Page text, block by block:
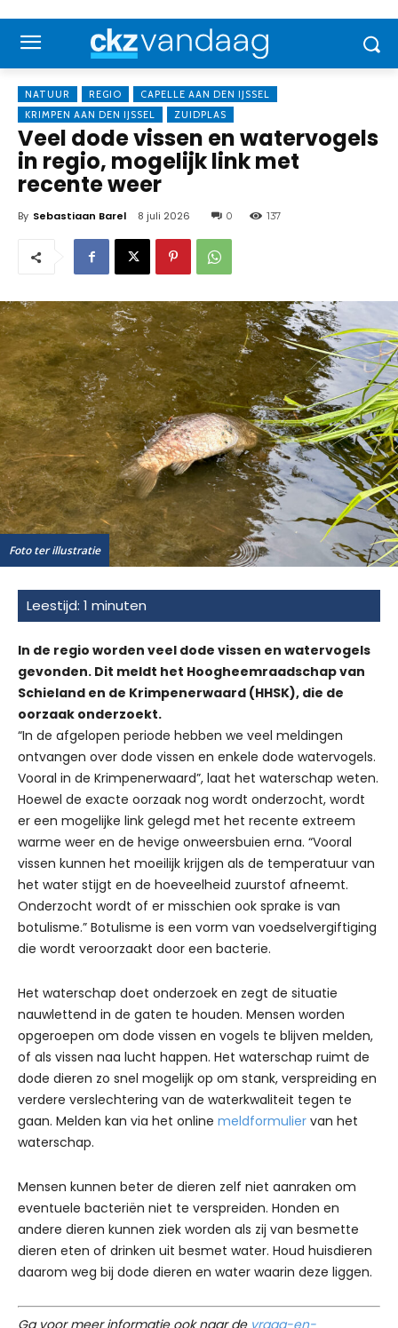
NATUUR REGIO
CAPELLE AAN DEN IJSSEL
KRIMPEN AAN DEN IJSSEL
ZUIDPLAS
Veel dode vissen en watervogels
in regio, mogelijk link met
recente weer
By Sebastiaan Barel 8 juli 2026 0 137
Foto ter illustratie
In de regio worden veel dode vissen en watervogels
gevonden. Dit meldt het Hoogheemraadschap van
Schieland en de Krimpenerwaard (HHSK), die de
oorzaak onderzoekt.
“In de afgelopen periode hebben we veel meldingen
ontvangen over dode vissen en enkele dode watervogels.
Vooral in de Krimpenerwaard”, laat het waterschap weten.
Hoewel de exacte oorzaak nog wordt onderzocht, wordt
er een mogelijke link gelegd met het recente extreem
warme weer en de hevige onweersbuien erna. “Vooral
vissen kunnen het moeilijk krijgen als de temperatuur van
het water stijgt en de hoeveelheid zuurstof afneemt.
Onderzocht wordt of er misschien ook sprake is van
botulisme.” Botulisme is een vorm van voedselvergiftiging
die wordt veroorzaakt door een bacterie.
Het waterschap doet onderzoek en zegt de situatie
nauwlettend in de gaten te houden. Mensen worden
opgeroepen om dode vissen en vogels te blijven melden,
of als vissen naa lucht happen. Het waterschap ruimt de
dode dieren zo snel mogelijk op om stank, verspreiding en
verdere verslechtering van de waterkwaliteit tegen te
gaan. Melden kan via het online meldformulier van het
waterschap.
Mensen kunnen beter de dieren zelf niet aanraken om
eventuele bacteriën niet te verspreiden. Honden en
andere dieren kunnen ziek worden als zij van besmette
dieren eten of drinken uit besmet water. Houd huisdieren
daarom weg bij dode dieren en water waarin deze liggen.
Ga voor meer informatie ook naar de vraag-en-